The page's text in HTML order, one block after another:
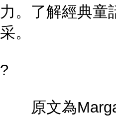
力。了解經典童
采。
?
原文為